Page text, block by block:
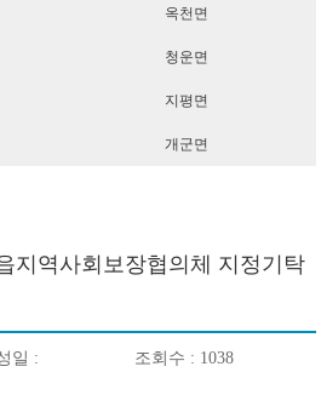
옥천면
청운면
지평면
개군면
지역사회보장협의체 지정기탁
일 : 조회수 : 1038